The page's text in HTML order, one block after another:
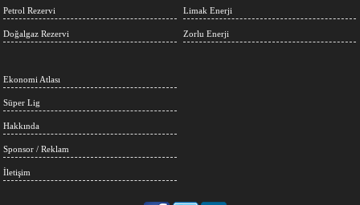
Petrol Rezervi
Doğalgaz Rezervi
Limak Enerji
Zorlu Enerji
Ekonomi Atlası
Süper Lig
Hakkında
Sponsor / Reklam
İletişim